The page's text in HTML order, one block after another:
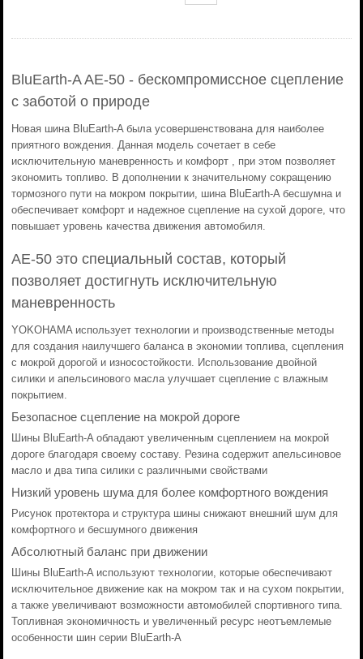
BluEarth-A AE-50 - бескомпромиссное сцепление
с заботой о природе
Новая шина BluEarth-A была усовершенствована для наиболее
приятного вождения. Данная модель сочетает в себе
исключительную маневренность и комфорт , при этом позволяет
экономить топливо. В дополнении к значительному сокращению
тормозного пути на мокром покрытии, шина BluEarth-A бесшумна и
обеспечивает комфорт и надежное сцепление на сухой дороге, что
повышает уровень качества движения автомобиля.
AE-50 это специальный состав, который
позволяет достигнуть исключительную
маневренность
YOKOHAMA использует технологии и производственные методы
для создания наилучшего баланса в экономии топлива, сцепления
с мокрой дорогой и износостойкости. Использование двойной
силики и апельсинового масла улучшает сцепление с влажным
покрытием.
Безопасное сцепление на мокрой дороге
Шины BluEarth-A обладают увеличенным сцеплением на мокрой
дороге благодаря своему составу. Резина содержит апельсиновое
масло и два типа силики с различными свойствами
Низкий уровень шума для более комфортного вождения
Рисунок протектора и структура шины снижают внешний шум для
комфортного и бесшумного движения
Абсолютный баланс при движении
Шины BluEarth-A используют технологии, которые обеспечивают
исключительное движение как на мокром так и на сухом покрытии,
а также увеличивают возможности автомобилей спортивного типа.
Топливная экономичность и увеличенный ресурс неотъемлемые
особенности шин серии BluEarth-A